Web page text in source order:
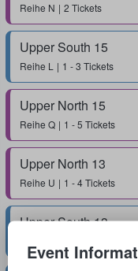
Reihe N 2 Tickets
Upper South 15
Reihe L 1 - 3 Tickets
Upper North 15
Reihe Q 1 - 5 Tickets
Upper North 13
Reihe U 1 - 4 Tickets
Upper South 13
Event